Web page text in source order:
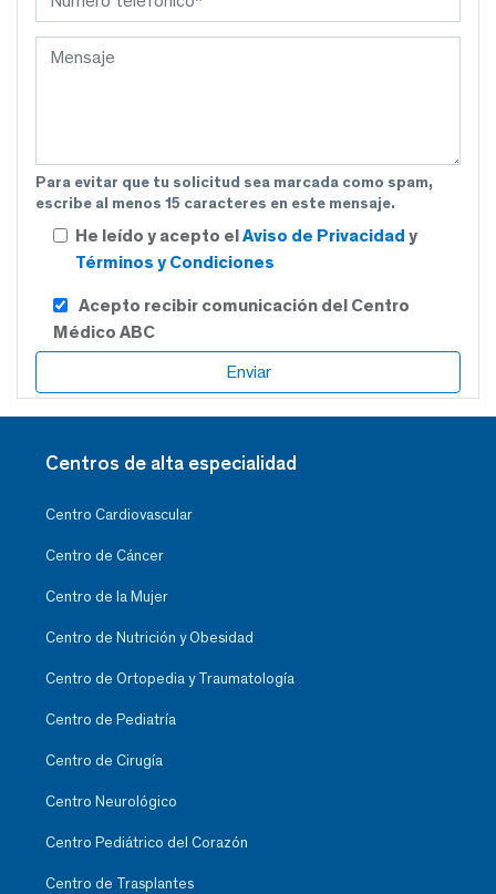
Para evitar que tu solicitud sea marcada como spam,
escribe al menos 15 caracteres en este mensaje.
He leído y acepto elAviso de Privacidad y
Términos y Condiciones
Acepto recibir comunicación del Centro
Médico ABC
Centros de alta especialidad
Centro Cardiovascular
Centro de Cáncer
Centro de la Mujer
Centro de Nutrición y Obesidad
Centro de Ortopedia y Traumatología
Centro de Pediatría
Centro de Cirugía
Centro Neurológico
Centro Pediátrico del Corazón
Centro de Trasplantes